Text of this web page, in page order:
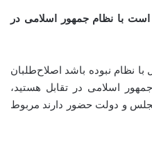
با نظام جمهور اسلامی در
نظام نبوده باشد اصلاح‌طلبان
اسلامی در تقابل هستید،
که در مجلس و دولت حضور دارند مربوط